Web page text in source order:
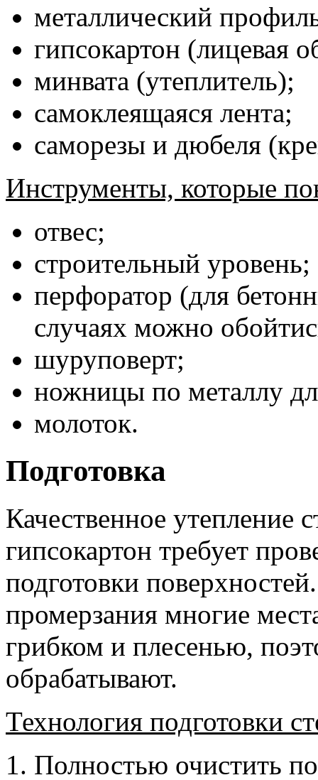
металлический
гипсокартон (лицевая
минвата (утеплитель);
самоклеящаяся лента;
саморезы и дюбеля
Инструменты, которые
отвес;
строительный уровень;
перфоратор (для
случаях можно
шуруповерт;
ножницы по металлу
молоток.
Подготовка
Качественное утепление
гипсокартон требует
подготовки
промерзания многие
грибком и плесенью,
обрабатывают.
Технология подготовки
Полностью очистить